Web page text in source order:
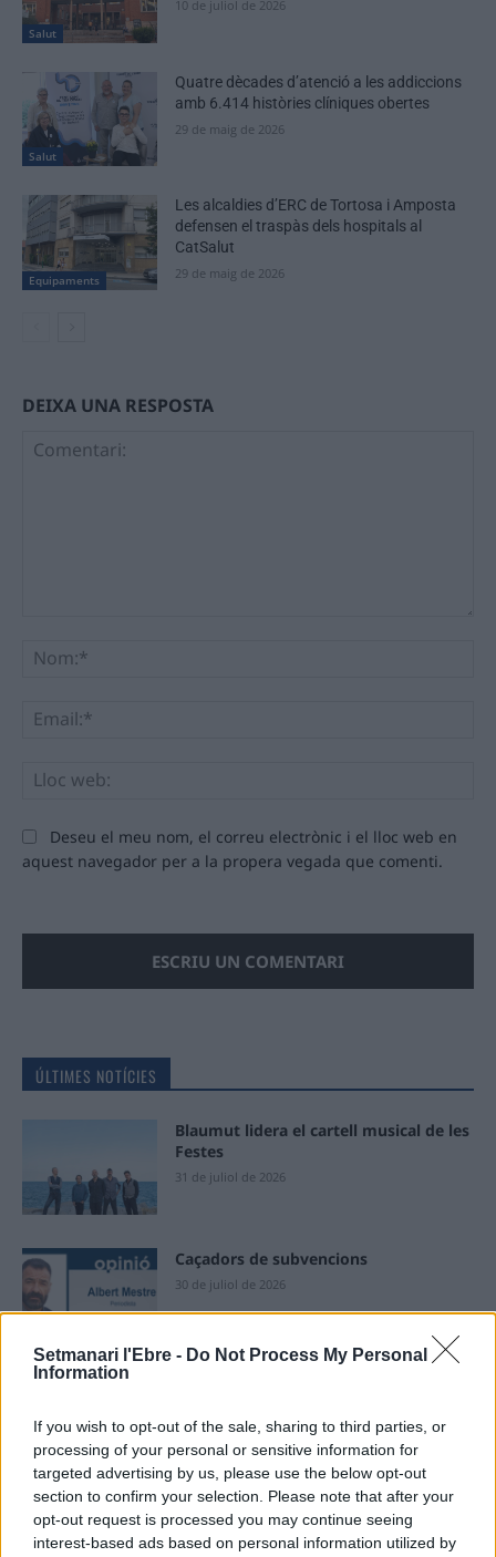
Setmanari l'Ebre - Do Not Process My Personal
Information
If you wish to opt-out of the sale, sharing to third parties, or
processing of your personal or sensitive information for
targeted advertising by us, please use the below opt-out
section to confirm your selection. Please note that after your
opt-out request is processed you may continue seeing
interest-based ads based on personal information utilized by
Salut
10 de juliol de 2026
Salut
Quatre dècades d’atenció a les addiccions
amb 6.414 històries clíniques obertes
29 de maig de 2026
Equipaments
Les alcaldies d’ERC de Tortosa i Amposta
defensen el traspàs dels hospitals al
CatSalut
29 de maig de 2026
DEIXA UNA RESPOSTA
Deseu el meu nom, el correu electrònic i el lloc web en
aquest navegador per a la propera vegada que comenti.
ÚLTIMES NOTÍCIES
Blaumut lidera el cartell musical de les
Festes
31 de juliol de 2026
Caçadors de subvencions
30 de juliol de 2026
31 de juliol de 2026
Només 3 de cada 10 turistes visiten la
regió de l’Ebre durant juliol i agost